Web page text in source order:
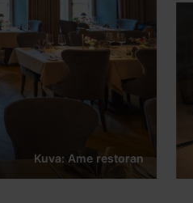
Kuva: Ame restoran